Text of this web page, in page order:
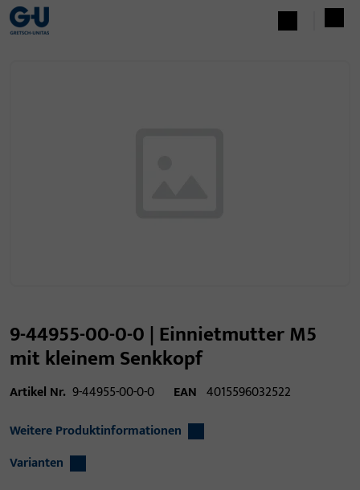
9-44955-00-0-0 | Einnietmutter M5
mit kleinem Senkkopf
Artikel Nr. 9-44955-00-0-0 EAN 4015596032522
Weitere Produktinformationen
Varianten